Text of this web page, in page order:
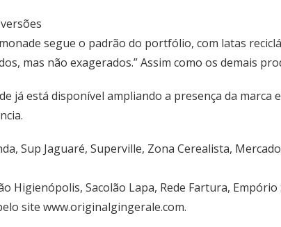
segue o padrão do portfólio, com latas
mas não exagerados.” Assim como os demais
já está disponível ampliando a presença da
Sup Jaguaré, Superville, Zona Cerealista,
Higienópolis, Sacolão Lapa, Rede Fartura,
site www.originalgingerale.com.